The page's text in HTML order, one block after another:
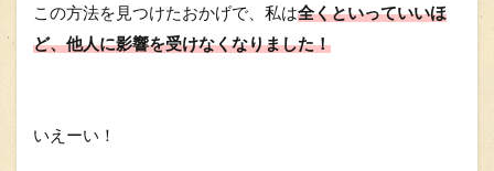
この方法を見つけたおかげで、私は全くといっていいほ
ど、他人に影響を受けなくなりました！
いえーい！